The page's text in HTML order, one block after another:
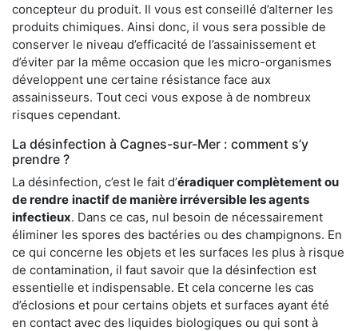
concepteur du produit. Il vous est conseillé d’alterner les
produits chimiques. Ainsi donc, il vous sera possible de
conserver le niveau d’efficacité de l’assainissement et
d’éviter par la même occasion que les micro-organismes
développent une certaine résistance face aux
assainisseurs. Tout ceci vous expose à de nombreux
risques cependant.
La désinfection à Cagnes-sur-Mer : comment s’y
prendre ?
La désinfection, c’est le fait d’éradiquer complètement ou
de rendre inactif de manière irréversible les agents
infectieux. Dans ce cas, nul besoin de nécessairement
éliminer les spores des bactéries ou des champignons. En
ce qui concerne les objets et les surfaces les plus à risque
de contamination, il faut savoir que la désinfection est
essentielle et indispensable. Et cela concerne les cas
d’éclosions et pour certains objets et surfaces ayant été
en contact avec des liquides biologiques ou qui sont à